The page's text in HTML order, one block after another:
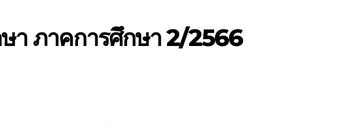
า ภาคการศึกษา 2/2566